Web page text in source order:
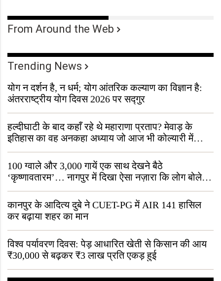
From Around the Web
Trending News
योग न दर्शन है, न धर्म; योग आंतरिक कल्याण का विज्ञान है:
अंतरराष्ट्रीय योग दिवस 2026 पर सद्गुर
हल्दीघाटी के बाद कहाँ रहे थे महाराणा प्रताप? मेवाड़ के
इतिहास का वह अनकहा अध्याय जो आज भी कोल्यारी में
जीवित है
100 ग्वाले और 3,000 गायें एक साथ देखने बैठे
‘कृष्णावतारम’… नागपुर में दिखा ऐसा नज़ारा कि लोग बोले,
“ऐसा तो सिर्फ़ कृष्ण ही कर सकते हैं”
कानपुर के आदित्य दुबे ने CUET-PG में AIR 141 हासिल
कर बढ़ाया शहर का मान
विश्व पर्यावरण दिवस: पेड़ आधारित खेती से किसान की आय
₹30,000 से बढ़कर ₹3 लाख प्रति एकड़ हुई